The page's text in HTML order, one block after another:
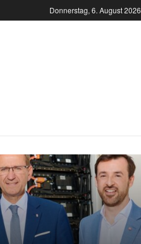
Donnerstag, 6. August 2026